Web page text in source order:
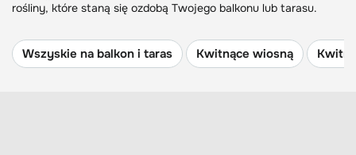
rośliny, które staną się ozdobą Twojego balkonu lub tarasu.
Wszyskie na balkon i taras Kwitnące wiosną